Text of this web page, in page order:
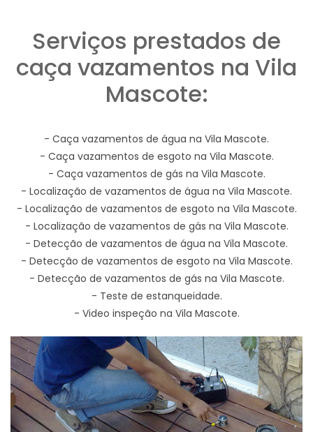
Serviços prestados de
caça vazamentos na Vila
Mascote:
- Caça vazamentos de água na Vila Mascote.
- Caça vazamentos de esgoto na Vila Mascote.
- Caça vazamentos de gás na Vila Mascote.
- Localização de vazamentos de água na Vila Mascote.
- Localização de vazamentos de esgoto na Vila Mascote.
- Localização de vazamentos de gás na Vila Mascote.
- Detecção de vazamentos de água na Vila Mascote.
- Detecção de vazamentos de esgoto na Vila Mascote.
- Detecção de vazamentos de gás na Vila Mascote.
- Teste de estanqueidade.
- Video inspeção na Vila Mascote.